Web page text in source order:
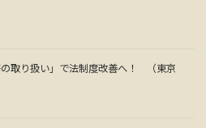
の取り扱い」で法制度改善へ！ （東京